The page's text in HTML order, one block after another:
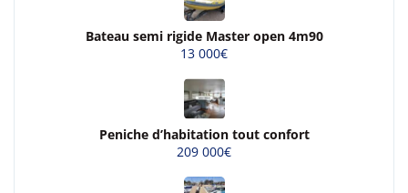
Bateau semi rigide Master open 4m90
13 000€
Peniche d’habitation tout confort
209 000€